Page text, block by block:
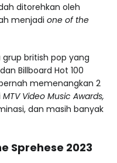
ditorehkan oleh
menjadi one of the
grup british pop yang
Billboard Hot 100
memenangkan 2
MTV Video Music Awards,
dan masih banyak
Sprehese 2023